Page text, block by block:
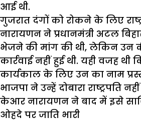
आई थी.
गुजरात दंगों को रोकने के लिए
नारायणन ने प्रधानमंत्री अटल
भेजने की मांग की थी, लेकिन उन
कार्रवाई नहीं हुई थी. यही वजह
कार्यकाल के लिए उन का नाम
भाजपा ने उन्हें दोबारा राष्ट्रपति
केआर नारायणन ने बाद में इसे
ओहदे पर जाति भारी